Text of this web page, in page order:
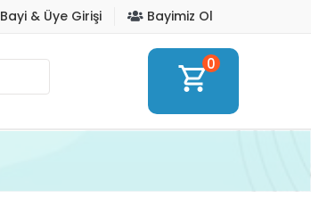
Bayi & Üye Girişi Bayimiz Ol
shopping_cart0